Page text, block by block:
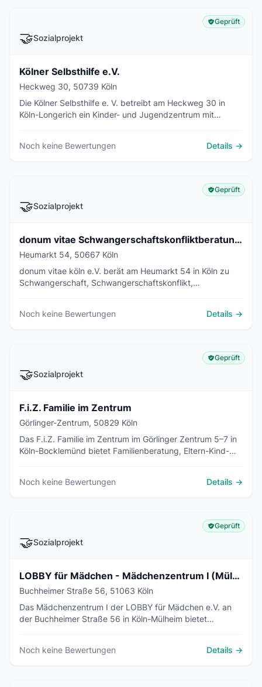
🤝Sozialprojekt
Geprüft
Kölner Selbsthilfe e.V.
Heckweg 30, 50739 Köln
Die Kölner Selbsthilfe e. V. betreibt am Heckweg 30 in
Köln-Longerich ein Kinder- und Jugendzentrum mit
Noch keine Bewertungen Details →
🤝Sozialprojekt
Geprüft
donum vitae Schwangerschaftskonfliktberatungsstelle Köln e.V.
Heumarkt 54, 50667 Köln
donum vitae köln e.V. berät am Heumarkt 54 in Köln zu
Schwangerschaft, Schwangerschaftskonflikt,
Noch keine Bewertungen Details →
🤝Sozialprojekt
Geprüft
F.i.Z. Familie im Zentrum
Görlinger-Zentrum, 50829 Köln
Das F.i.Z. Familie im Zentrum im Görlinger Zentrum 5–7 in
Köln-Bocklemünd bietet Familienberatung, Eltern-Kind-
Noch keine Bewertungen Details →
🤝Sozialprojekt
Geprüft
LOBBY für Mädchen - Mädchenzentrum I (Mülheim)
Buchheimer Straße 56, 51063 Köln
Das Mädchenzentrum I der LOBBY für Mädchen e.V. an
der Buchheimer Straße 56 in Köln-Mülheim bietet
Noch keine Bewertungen Details →